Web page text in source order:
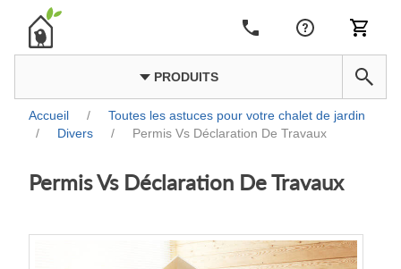
PRODUITS
Accueil /
Toutes les astuces pour votre chalet de jardin
/
Divers / Permis Vs Déclaration De Travaux
Permis Vs Déclaration De Travaux